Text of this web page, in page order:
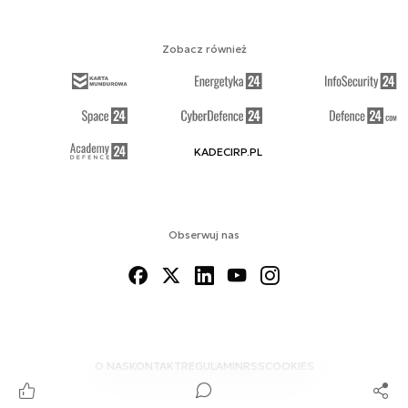
Obserwuj nas
O NAS KONTAKTREGULAMINRSS COOKIES
Zobacz również
KADECIRP.PL